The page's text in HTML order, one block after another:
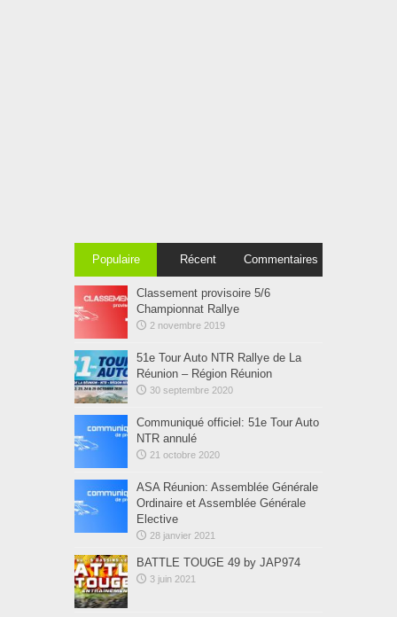
Populaire Récent Commentaires
Classement provisoire 5/6
Championnat Rallye
2 novembre 2019
51e Tour Auto NTR Rallye de La
Réunion – Région Réunion
30 septembre 2020
Communiqué officiel: 51e Tour Auto
NTR annulé
21 octobre 2020
ASA Réunion: Assemblée Générale
Ordinaire et Assemblée Générale
Elective
28 janvier 2021
BATTLE TOUGE 49 by JAP974
3 juin 2021